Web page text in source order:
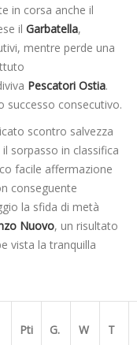
in corsa anche il
il Garbatella,
mentre perde una
Pescatori Ostia.
successo consecutivo.
scontro salvezza
sorpasso in classifica
facile affermazione
conseguente
la sfida di metà
Nuovo, un risultato
vista la tranquilla
Pti G. W T